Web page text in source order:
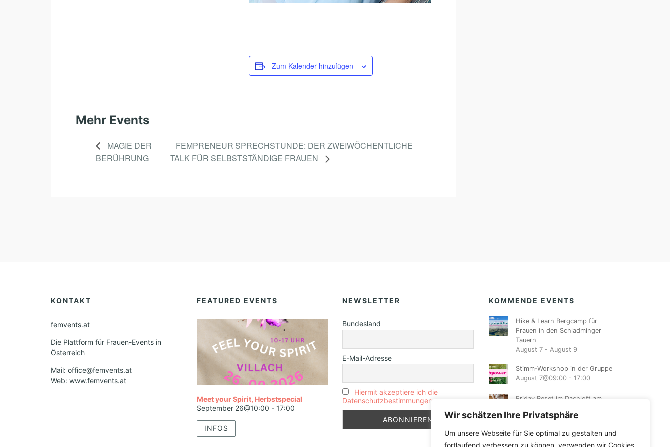
Wir schätzen Ihre Privatsphäre
Um unsere Webseite für Sie optimal zu gestalten und
fortlaufend verbessern zu können, verwenden wir Cookies.
L
L
S
C
E
I
S
A
B
E
T
H
Zum Kalender hinzufügen
Mehr Events
MAGIE DER
BERÜHRUNG
FEMPRENEUR SPRECHSTUNDE: DER ZWEIWÖCHENTLICHE
TALK FÜR SELBSTSTÄNDIGE FRAUEN
KONTAKT
femvents.at
Die Plattform für Frauen-Events in
Österreich
Mail: office@femvents.at
Web: www.femvents.at
FEATURED EVENTS
Meet your Spirit, Herbstspecial
September 26@10:00 - 17:00
INFOS
NEWSLETTER
Bundesland
E-Mail-Adresse
Hiermit akzeptiere ich die
Datenschutzbestimmungen
KOMMENDE EVENTS
Hike & Learn Bergcamp für
Frauen in den Schladminger
Tauern
August 7- August 9
Stimm-Workshop in der Gruppe
August 7@09:00- 17:00
Friday Reset im Dachloft am
August 7@17:00- 20:00
Ladies Night